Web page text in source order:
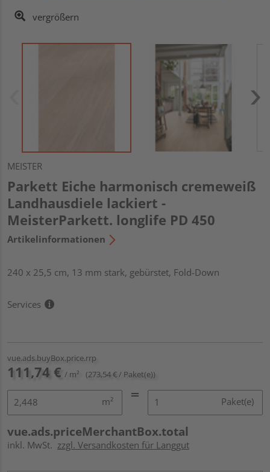
vergrößern
MEISTER
Parkett Eiche harmonisch cremeweiß
Landhausdiele lackiert -
MeisterParkett. longlife PD 450
Artikelinformationen
240 x 25,5 cm, 13 mm stark, gebürstet, Fold-Down
Services
vue.ads.buyBox.price.rrp
111,74 € / m² (273,54 € / Paket(e))
m² Paket(e)
vue.ads.priceMerchantBox.total
inkl. MwSt. zzgl. Versandkosten für Langgut